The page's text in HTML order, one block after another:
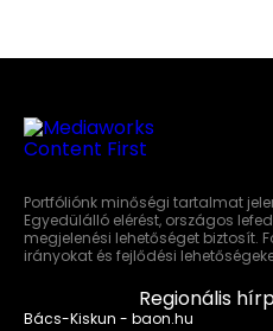
Portfóliónk minőségi tartalmat
Egyedülálló elérést, országos
megjelenési lehetőséget biztosít.
irányokat és fejlődési
Regionális
Bács-Kiskun - baon.hu